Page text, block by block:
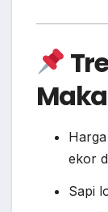
ekor
Sapi